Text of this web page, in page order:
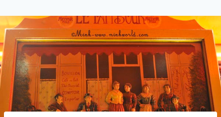
Inhalt
springen